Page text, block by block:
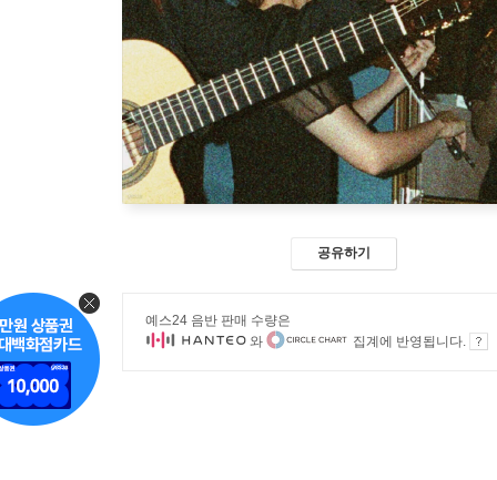
공유하기
예스24 음반 판매 수량은
와
집계에 반영됩니다.